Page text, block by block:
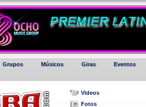
Grupos Músicos Giras Eventos
Videos
Fotos